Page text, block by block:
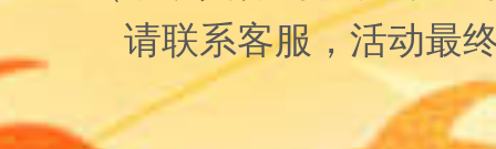
请联系客服，活动最